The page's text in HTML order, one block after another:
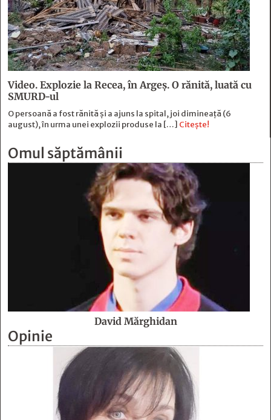
Video. Explozie la Recea, în Argeș. O rănită, luată cu
SMURD-ul
O persoană a fost rănită şi a ajuns la spital, joi dimineaţă (6
august), în urma unei explozii produse la […] Citește!
Omul săptămânii
David Mărghidan
Opinie